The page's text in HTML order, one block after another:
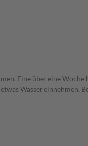
Eine über eine
Wasser einnehmen.